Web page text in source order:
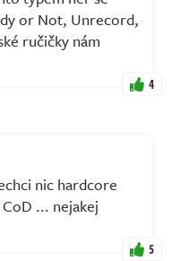
or Not, Unrecord,
ručičky nám
4
nic hardcore
... nejakej
5